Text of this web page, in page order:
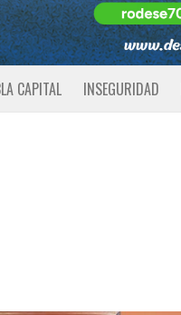
CAPITAL INSEGURIDAD